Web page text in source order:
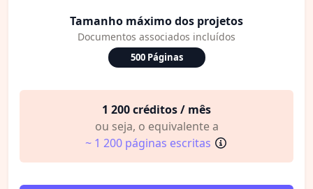
Tamanho máximo dos projetos
Documentos associados incluídos
500 Páginas
1 200 créditos / mês
ou seja, o equivalente a
~ 1 200 páginas escritas